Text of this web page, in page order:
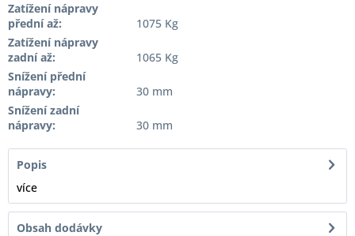
Zatížení nápravy
přední až:
1075 Kg
Zatížení nápravy
zadní až:
1065 Kg
Snížení přední
nápravy:
30 mm
Snížení zadní
nápravy:
30 mm
Popis
více
Obsah dodávky